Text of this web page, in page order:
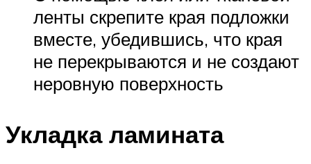
ленты скрепите края подложки
вместе, убедившись, что края
не перекрываются и не создают
неровную поверхность
Укладка ламината